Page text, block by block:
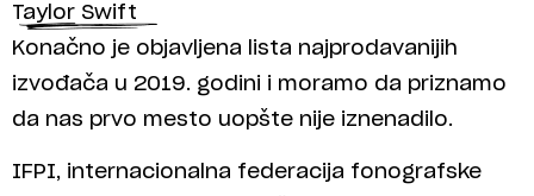
Taylor Swift
Konačno je objavljena lista najprodavanijih
izvođača u 2019. godini i moramo da priznamo
da nas prvo mesto uopšte nije iznenadilo.
IFPI, internacionalna federacija fonografske